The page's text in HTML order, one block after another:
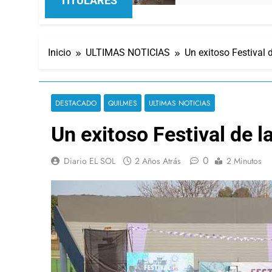
Inicio ULTIMAS NOTICIAS Un exitoso Festival
DESTACADO QUILMES ULTIMAS NOTICIAS
Un exitoso Festival de
Diario EL SOL 2 Años Atrás 0 2 Minutos